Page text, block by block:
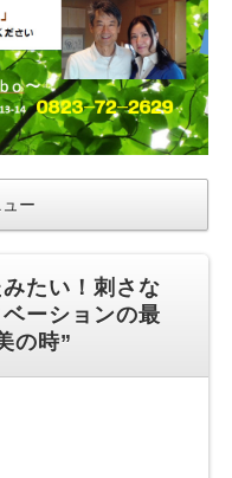
ー
たい！刺さな
ーションの最
の時”